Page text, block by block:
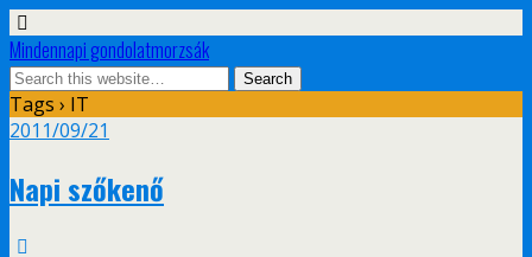
Mindennapi gondolatmorzsák
Tags › IT
2011/09/21
Napi szőkenő